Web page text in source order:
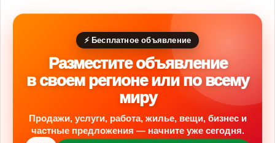
⚡ Бесплатное объявление
Разместите объявление
в своем регионе или по всему
миру
Продажи, услуги, работа, жилье, вещи, бизнес и
частные предложения — начните уже сегодня.